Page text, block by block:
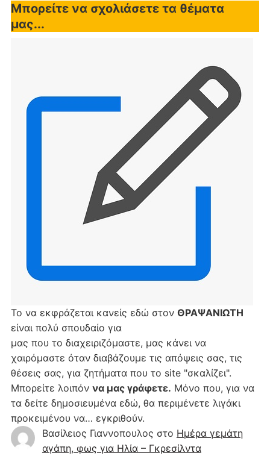
Μπορείτε να σχολιάσετε τα θέματα
μας...
Το να εκφράζεται κανείς εδώ στον ΘΡΑΨΑΝΙΩΤΗ
είναι πολύ σπουδαίο για
μας που το διαχειριζόμαστε, μας κάνει να
χαιρόμαστε όταν διαβάζουμε τις απόψεις σας, τις
θέσεις σας, για ζητήματα που το site "σκαλίζει".
Μπορείτε λοιπόν να μας γράφετε. Μόνο που, για να
τα δείτε δημοσιευμένα εδώ, θα περιμένετε λιγάκι
προκειμένου να… εγκριθούν.
Βασίλειος Γιαννοπουλος στο Hμέρα γεμάτη
αγάπη, φως για Ηλία – Γκρεσίλντα